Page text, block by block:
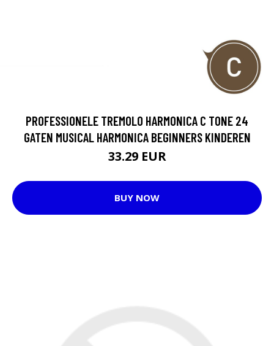
PROFESSIONELE TREMOLO HARMONICA C TONE 24
GATEN MUSICAL HARMONICA BEGINNERS KINDEREN
33.29 EUR
BUY NOW